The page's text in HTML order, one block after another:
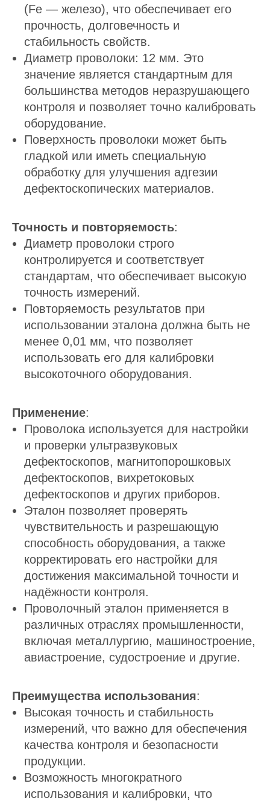
(Fe — железо), что обеспечивает его
прочность, долговечность и
стабильность свойств.
Диаметр проволоки: 12 мм. Это
значение является стандартным для
большинства методов неразрушающего
контроля и позволяет точно калибровать
оборудование.
Поверхность проволоки может быть
гладкой или иметь специальную
обработку для улучшения адгезии
дефектоскопических материалов.
Точность и повторяемость:
Диаметр проволоки строго
контролируется и соответствует
стандартам, что обеспечивает высокую
точность измерений.
Повторяемость результатов при
использовании эталона должна быть не
менее 0,01 мм, что позволяет
использовать его для калибровки
высокоточного оборудования.
Применение:
Проволока используется для настройки
и проверки ультразвуковых
дефектоскопов, магнитопорошковых
дефектоскопов, вихретоковых
дефектоскопов и других приборов.
Эталон позволяет проверять
чувствительность и разрешающую
способность оборудования, а также
корректировать его настройки для
достижения максимальной точности и
надёжности контроля.
Проволочный эталон применяется в
различных отраслях промышленности,
включая металлургию, машиностроение,
авиастроение, судостроение и другие.
Преимущества использования:
Высокая точность и стабильность
измерений, что важно для обеспечения
качества контроля и безопасности
продукции.
Возможность многократного
использования и калибровки, что